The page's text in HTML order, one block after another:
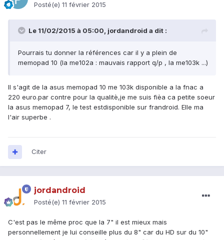
Posté(e) 11 février 2015
Le 11/02/2015 à 05:00, jordandroid a dit :
Pourrais tu donner la références car il y a plein de
memopad 10 (la me102a : mauvais rapport q/p , la me103k ...)
Il s'agit de la asus memopad 10 me 103k disponible a la fnac a
220 euro.par contre pour la qualitè,je me suis fièa ca petite soeur
la asus memopad 7, le test estdisponible sur frandroid. Elle ma
l'air superbe .
Citer
jordandroid
Posté(e) 11 février 2015
C'est pas le même proc que la 7" il est mieux mais
personnellement je lui conseille plus du 8" car du HD sur du 10"